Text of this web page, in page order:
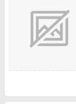
金融・マネー・保険
デジタルコンテンツ
ビジネス・その他サ
Samsung ボーナス
週末の高還元 夏の長